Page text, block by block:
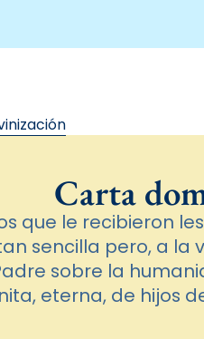
Carta
que le recibieron
sencilla pero, a la
sobre la
eterna, de hijos